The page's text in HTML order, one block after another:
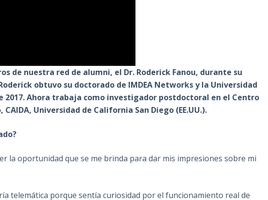
de nuestra red de alumni, el Dr. Roderick Fanou, durante su
obtuvo su doctorado de IMDEA Networks y la Universidad
2017. Ahora trabaja como investigador postdoctoral en el Centro
Universidad de California San Diego (EE.UU.).
la oportunidad que se me brinda para dar mis impresiones sobre mi
telemática porque sentía curiosidad por el funcionamiento real de